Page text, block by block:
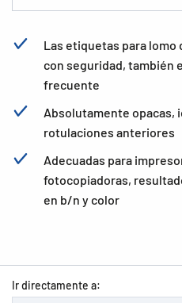
Las etiquetas para lomo
con seguridad, también
frecuente
Absolutamente opacas,
rotulaciones anteriores
Adecuadas para
fotocopiadoras,
en b/n y color
Ir directamente a: